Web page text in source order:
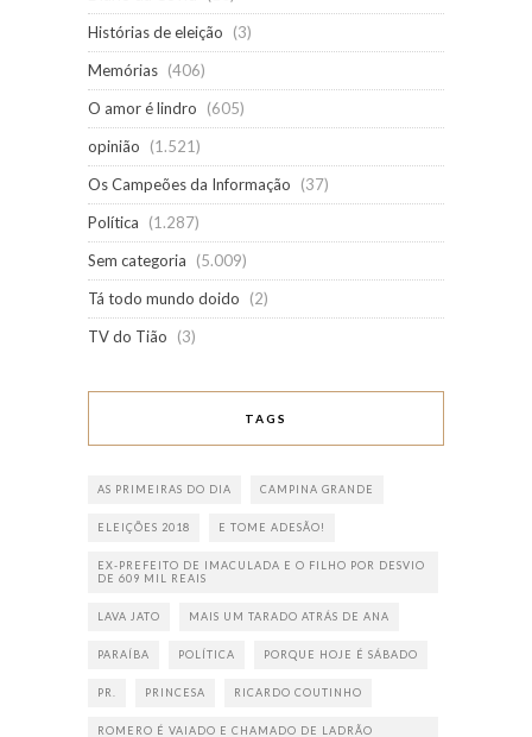
Histórias de eleição
(3)
Memórias (406)
O amor é lindro
(605)
opinião
(1.521)
Os Campeões da Informação
(37)
Política
(1.287)
Sem categoria
(5.009)
Tá todo mundo doido
(2)
TV do Tião
(3)
TAGS
AS PRIMEIRAS DO DIA CAMPINA GRANDE
ELEIÇÕES 2018 E TOME ADESÃO!
EX-PREFEITO DE IMACULADA E O FILHO POR DESVIO
DE 609 MIL REAIS
LAVA JATO MAIS UM TARADO ATRÁS DE ANA
PARAÍBA POLÍTICA PORQUE HOJE É SÁBADO
PR. PRINCESA RICARDO COUTINHO
ROMERO É VAIADO E CHAMADO DE LADRÃO